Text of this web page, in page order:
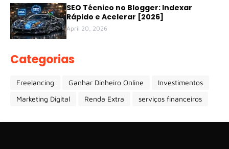
SEO Técnico no Blogger: Indexar
Rápido e Acelerar [2026]
April 20, 2026
Categorias
Freelancing Ganhar Dinheiro Online
Investimentos
Marketing Digital
Renda Extra serviços financeiros